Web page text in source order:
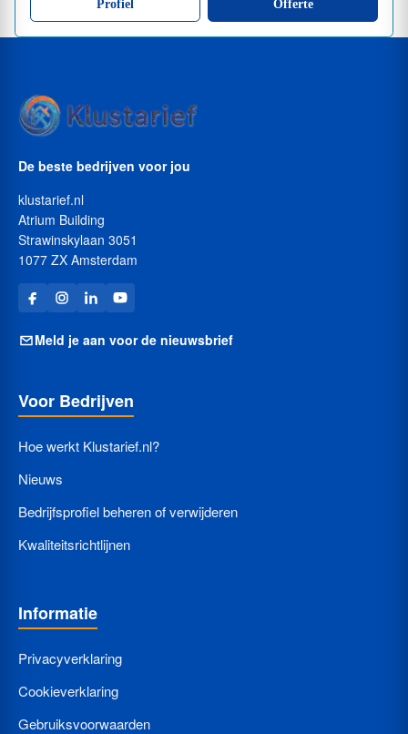
Profiel Offerte
De beste bedrijven voor jou
klustarief.nl
Atrium Building
Strawinskylaan 3051
1077 ZX Amsterdam
Meld je aan voor de nieuwsbrief
Voor Bedrijven
Hoe werkt Klustarief.nl?
Nieuws
Bedrijfsprofiel beheren of verwijderen
Kwaliteitsrichtlijnen
Informatie
Privacyverklaring
Cookieverklaring
Gebruiksvoorwaarden